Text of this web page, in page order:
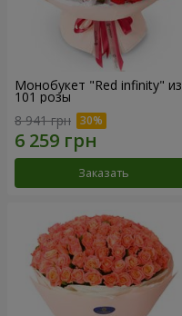
Монобукет "Red infinity" из
101 розы
8 941 грн
Заказать